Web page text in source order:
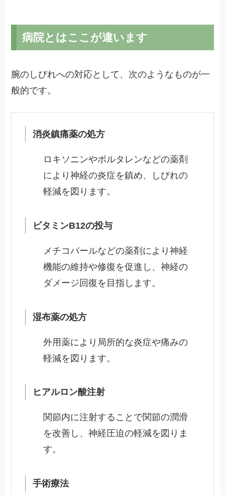
病院とはここが違います
腕のしびれへの対応として、次のようなものが一
般的です。
消炎鎮痛薬の処方
ロキソニンやボルタレンなどの薬剤
により神経の炎症を鎮め、しびれの
軽減を図ります。
ビタミンB12の投与
メチコバールなどの薬剤により神経
機能の維持や修復を促進し、神経の
ダメージ回復を目指します。
湿布薬の処方
外用薬により局所的な炎症や痛みの
軽減を図ります。
ヒアルロン酸注射
関節内に注射することで関節の潤滑
を改善し、神経圧迫の軽減を図りま
す。
手術療法